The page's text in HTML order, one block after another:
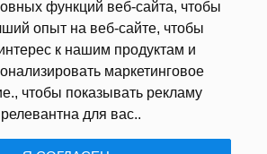
функций веб-сайта, чтобы
опыт на веб-сайте, чтобы
к нашим продуктам и
маркетинговое
, чтобы показывать рекламу
для вас..